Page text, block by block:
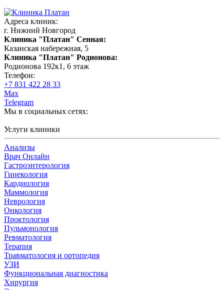
Адреса клиник:
г. Нижний Новгород
Клиника "Платан" Сенная:
Казанская набережная, 5
Клиника "Платан" Родионова:
Родионова 192к1, 6 этаж
Телефон:
+7 831 422 28 33
Max
Telegram
Мы в социальных сетях:
Услуги клиники
Анализы
Врач Онлайн
Гастроэнтерология
Гинекология
Кардиология
Маммология
Неврология
Онкология
Проктология
Пульмонология
Ревматология
Терапия
Травматология и ортопедия
УЗИ
Функциональная диагностика
Хирургия